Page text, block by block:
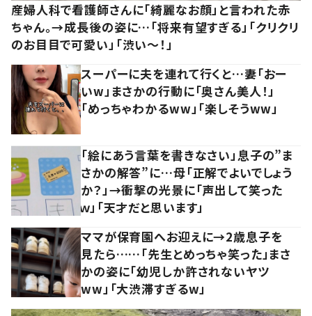
産婦人科で看護師さんに「綺麗なお顔」と言われた赤
ちゃん。→成長後の姿に…「将来有望すぎる」「クリクリ
のお目目で可愛い」「渋い～！」
スーパーに夫を連れて行くと…妻「おー
いw」まさかの行動に「奥さん美人！」
「めっちゃわかるww」「楽しそうww」
「絵にあう言葉を書きなさい」息子の”ま
さかの解答”に…母「正解でよいでしょう
か？」→衝撃の光景に「声出して笑った
ｗ」「天才だと思います」
ママが保育園へお迎えに→2歳息子を
見たら……「先生とめっちゃ笑った」まさ
かの姿に「幼児しか許されないヤツ
ww」「大渋滞すぎるw」